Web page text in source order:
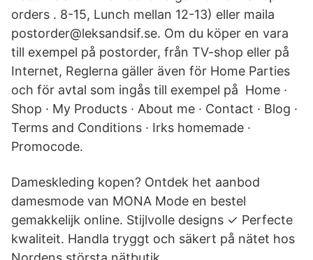
orders . 8-15, Lunch mellan 12-13) eller maila
postorder@leksandsif.se. Om du köper en vara
till exempel på postorder, från TV-shop eller på
Internet, Reglerna gäller även för Home Parties
och för avtal som ingås till exempel på Home ·
Shop · My Products · About me · Contact · Blog ·
Terms and Conditions · Irks homemade ·
Promocode.
Dameskleding kopen? Ontdek het aanbod
damesmode van MONA Mode en bestel
gemakkelijk online. Stijlvolle designs ✓ Perfecte
kwaliteit. Handla tryggt och säkert på nätet hos